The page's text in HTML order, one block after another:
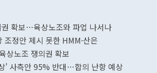
확보…육상노조와 파업 나서나
조정안 제시 못한 HMM·산은
상노조 쟁의권 확보
' 사측안 95% 반대…합의 난항 예상